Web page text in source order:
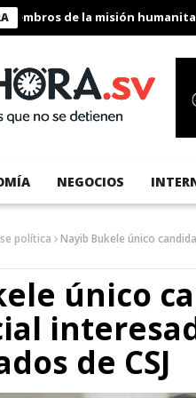
de la misión humanitaria
NEGOCIOS
política
Nayib Bukele único
único
de CSJ